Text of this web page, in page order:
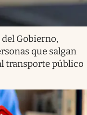
Gobierno,
que salgan
transporte público